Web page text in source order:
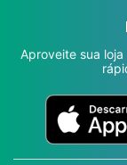
Aproveite sua